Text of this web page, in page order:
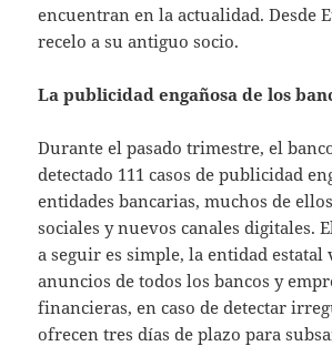
encuentran en la actualidad. Desde
recelo a su antiguo socio.
La publicidad engañosa de los
Durante el pasado trimestre, el
detectado 111 casos de publicidad
entidades bancarias, muchos de
sociales y nuevos canales digitales.
a seguir es simple, la entidad estatal
anuncios de todos los bancos y
financieras, en caso de detectar
ofrecen tres días de plazo para